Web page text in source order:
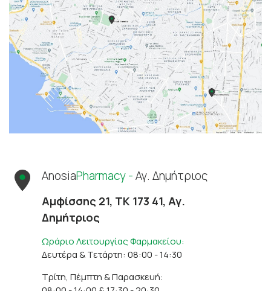
AnosiaPharmacy -Αγ. Δημήτριος
Αμφίσσης 21, ΤΚ 173 41, Αγ.
Δημήτριος
Ωράριο Λειτουργίας Φαρμακείου:
Δευτέρα & Τετάρτη: 08:00 - 14:30
Τρίτη, Πέμπτη & Παρασκευή: